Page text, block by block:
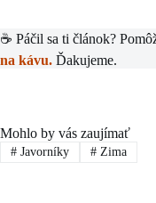
☕ Páčil sa ti článok?
na kávu. Ďakujeme.
Mohlo by vás zaujímať
#Javorníky #Zima